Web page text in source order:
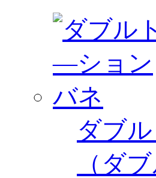
ダブ
（ダ